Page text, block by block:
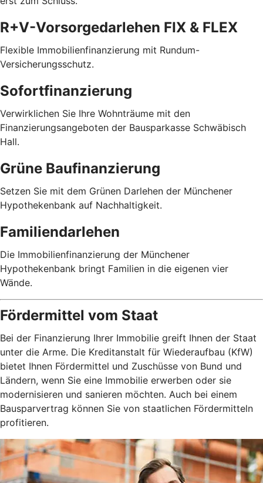
R+V-Vorsorgedarlehen FIX & FLEX
Flexible Immobilienfinanzierung mit Rundum-
Versicherungsschutz.
Sofortfinanzierung
Verwirklichen Sie Ihre Wohnträume mit den
Finanzierungsangeboten der Bausparkasse Schwäbisch
Hall.
Grüne Baufinanzierung
Setzen Sie mit dem Grünen Darlehen der Münchener
Hypothekenbank auf Nachhaltigkeit.
Familiendarlehen
Die Immobilienfinanzierung der Münchener
Hypothekenbank bringt Familien in die eigenen vier
Wände.
Fördermittel vom Staat
Bei der Finanzierung Ihrer Immobilie greift Ihnen der Staat
unter die Arme. Die Kreditanstalt für Wiederaufbau (KfW)
bietet Ihnen Fördermittel und Zuschüsse von Bund und
Ländern, wenn Sie eine Immobilie erwerben oder sie
modernisieren und sanieren möchten. Auch bei einem
Bausparvertrag können Sie von staatlichen Fördermitteln
profitieren.